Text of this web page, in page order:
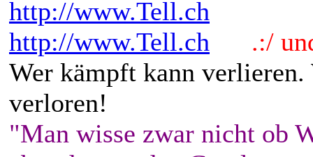
http://www.Tell.ch
http://www.Tell.ch
.:/
Wer kämpft kann
verloren!
"Man wisse zwar nicht ob